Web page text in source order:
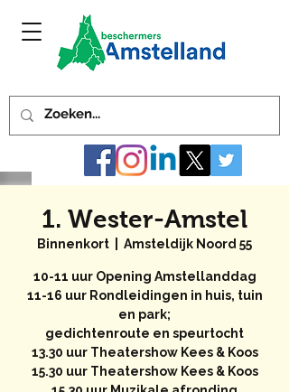
1. Wester-Amstel
Binnenkort Amsteldijk Noord 55
10-11 uur Opening Amstellanddag
11-16 uur Rondleidingen in huis, tuin
en park;
gedichtenroute en speurtocht
13.30 uur Theatershow Kees & Koos
15.30 uur Theatershow Kees & Koos